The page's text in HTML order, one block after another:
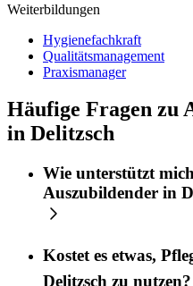
Weiterbildungen
Hygienefachkraft
Qualitätsmanagement
Praxismanager
Häufige Fragen zu
in Delitzsch
Wie unterstützt
Auszubildender in
Kostet es etwas,
Delitzsch zu nutzen?